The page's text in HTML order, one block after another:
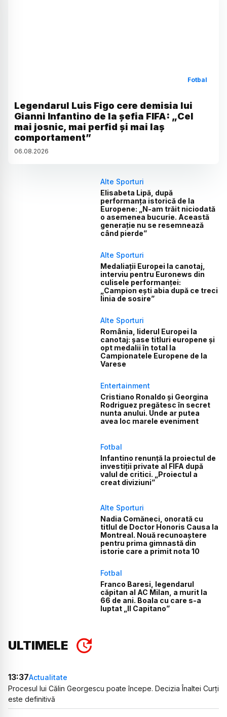
Fotbal
Legendarul Luis Figo cere demisia lui
Gianni Infantino de la șefia FIFA: „Cel
mai josnic, mai perfid și mai laș
comportament”
06.08.2026
Alte Sporturi
Elisabeta Lipă, după
performanța istorică de la
Europene: „N-am trăit niciodată
o asemenea bucurie. Această
generație nu se resemnează
când pierde”
Alte Sporturi
Medaliații Europei la canotaj,
interviu pentru Euronews din
culisele performanței:
„Campion ești abia după ce treci
linia de sosire”
Alte Sporturi
România, liderul Europei la
canotaj: șase titluri europene și
opt medalii în total la
Campionatele Europene de la
Varese
Entertainment
Cristiano Ronaldo și Georgina
Rodriguez pregătesc în secret
nunta anului. Unde ar putea
avea loc marele eveniment
Fotbal
Infantino renunță la proiectul de
investiții private al FIFA după
valul de critici. „Proiectul a
creat diviziuni”
Alte Sporturi
Nadia Comăneci, onorată cu
titlul de Doctor Honoris Causa la
Montreal. Nouă recunoaștere
pentru prima gimnastă din
istorie care a primit nota 10
Fotbal
Franco Baresi, legendarul
căpitan al AC Milan, a murit la
66 de ani. Boala cu care s-a
luptat „Il Capitano”
ULTIMELE
13:37Actualitate
Procesul lui Călin Georgescu poate începe. Decizia Înaltei Curți
este definitivă